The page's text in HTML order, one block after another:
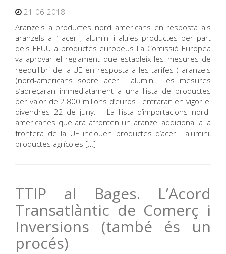
21-06-2018
Aranzels a productes nord americans en resposta als
aranzels a l’ acer , alumini i altres productes per part
dels EEUU a productes europeus La Comissió Europea
va aprovar el reglament que estableix les mesures de
reequilibri de la UE en resposta a les tarifes ( aranzels
)nord-americans sobre acer i alumini. Les mesures
s’adreçaran immediatament a una llista de productes
per valor de 2.800 milions d’euros i entraran en vigor el
divendres 22 de juny. La llista d’importacions nord-
americanes que ara afronten un aranzel addicional a la
frontera de la UE inclouen productes d’acer i alumini,
productes agrícoles […]
TTIP al Bages. L’Acord
Transatlàntic de Comerç i
Inversions (també és un
procés)